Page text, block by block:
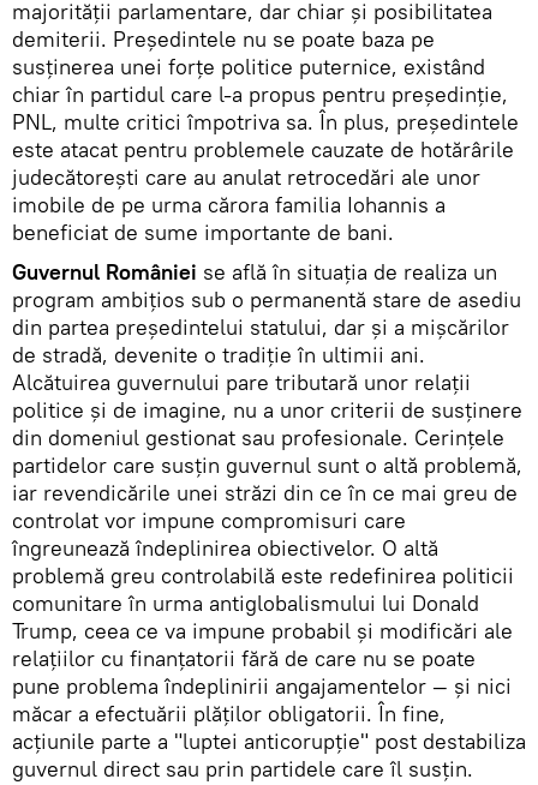
majorităţii parlamentare, dar chiar şi posibilitatea
demiterii. Preşedintele nu se poate baza pe
susţinerea unei forţe politice puternice, existând
chiar în partidul care l-a propus pentru preşedinţie,
PNL, multe critici împotriva sa. În plus, preşedintele
este atacat pentru problemele cauzate de hotărârile
judecătoreşti care au anulat retrocedări ale unor
imobile de pe urma cărora familia Iohannis a
beneficiat de sume importante de bani.
Guvernul României se află în situaţia de realiza un
program ambiţios sub o permanentă stare de asediu
din partea preşedintelui statului, dar şi a mişcărilor
de stradă, devenite o tradiţie în ultimii ani.
Alcătuirea guvernului pare tributară unor relaţii
politice şi de imagine, nu a unor criterii de susţinere
din domeniul gestionat sau profesionale. Cerinţele
partidelor care susţin guvernul sunt o altă problemă,
iar revendicările unei străzi din ce în ce mai greu de
controlat vor impune compromisuri care
îngreunează îndeplinirea obiectivelor. O altă
problemă greu controlabilă este redefinirea politicii
comunitare în urma antiglobalismului lui Donald
Trump, ceea ce va impune probabil şi modificări ale
relaţiilor cu finanţatorii fără de care nu se poate
pune problema îndeplinirii angajamentelor — şi nici
măcar a efectuării plăţilor obligatorii. În fine,
acţiunile parte a "luptei anticorupţie" post destabiliza
guvernul direct sau prin partidele care îl susţin.